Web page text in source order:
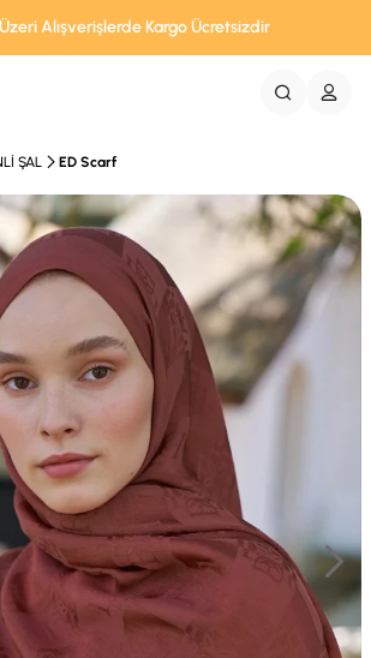
Alışverişlerde Kargo Ücretsizdir
ŞAL ED Scarf